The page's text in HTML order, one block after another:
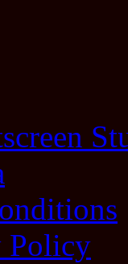
Policy